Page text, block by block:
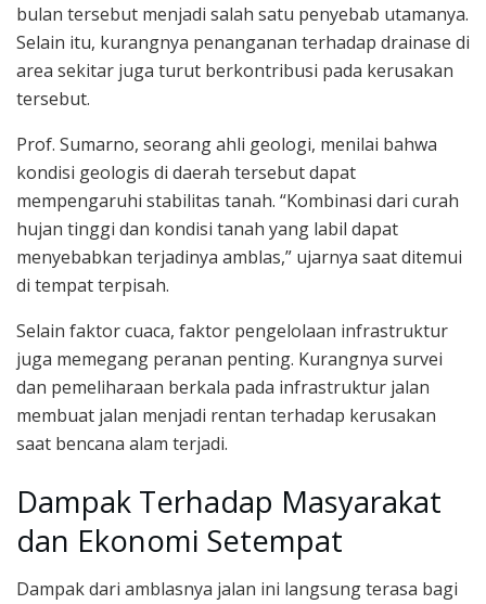
bulan tersebut menjadi salah satu penyebab utamanya.
Selain itu, kurangnya penanganan terhadap drainase di
area sekitar juga turut berkontribusi pada kerusakan
tersebut.
Prof. Sumarno, seorang ahli geologi, menilai bahwa
kondisi geologis di daerah tersebut dapat
mempengaruhi stabilitas tanah. “Kombinasi dari curah
hujan tinggi dan kondisi tanah yang labil dapat
menyebabkan terjadinya amblas,” ujarnya saat ditemui
di tempat terpisah.
Selain faktor cuaca, faktor pengelolaan infrastruktur
juga memegang peranan penting. Kurangnya survei
dan pemeliharaan berkala pada infrastruktur jalan
membuat jalan menjadi rentan terhadap kerusakan
saat bencana alam terjadi.
Dampak Terhadap Masyarakat
dan Ekonomi Setempat
Dampak dari amblasnya jalan ini langsung terasa bagi